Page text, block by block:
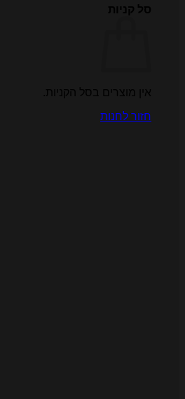
סל קניות
אין מוצרים בסל הקניות.
חזור לחנות